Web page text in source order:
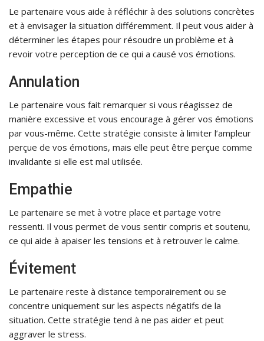
Le partenaire vous aide à réfléchir à des solutions concrètes
et à envisager la situation différemment. Il peut vous aider à
déterminer les étapes pour résoudre un problème et à
revoir votre perception de ce qui a causé vos émotions.
Annulation
Le partenaire vous fait remarquer si vous réagissez de
manière excessive et vous encourage à gérer vos émotions
par vous-même. Cette stratégie consiste à limiter l’ampleur
perçue de vos émotions, mais elle peut être perçue comme
invalidante si elle est mal utilisée.
Empathie
Le partenaire se met à votre place et partage votre
ressenti. Il vous permet de vous sentir compris et soutenu,
ce qui aide à apaiser les tensions et à retrouver le calme.
Évitement
Le partenaire reste à distance temporairement ou se
concentre uniquement sur les aspects négatifs de la
situation. Cette stratégie tend à ne pas aider et peut
aggraver le stress.